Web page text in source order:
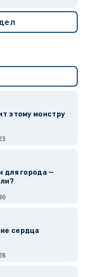
этому монстру
для города —
сердца